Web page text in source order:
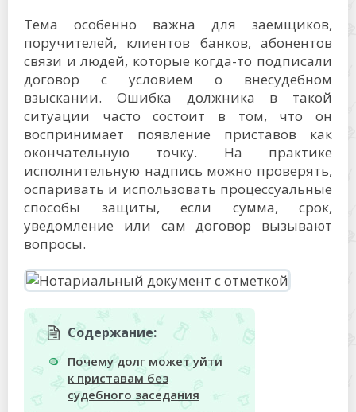
Тема особенно важна для заемщиков,
поручителей, клиентов банков, абонентов
связи и людей, которые когда-то подписали
договор с условием о внесудебном
взыскании. Ошибка должника в такой
ситуации часто состоит в том, что он
воспринимает появление приставов как
окончательную точку. На практике
исполнительную надпись можно проверять,
оспаривать и использовать процессуальные
способы защиты, если сумма, срок,
уведомление или сам договор вызывают
вопросы.
Содержание:
Почему долг может уйти
к приставам без
судебного заседания